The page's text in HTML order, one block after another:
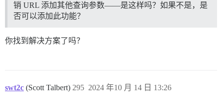
销 URL 添加其他查询参数——是这样吗？如果不是，是
否可以添加此功能？
你找到解决方案了吗？
swt2c (Scott Talbert) 2024 年10 月 14 日 13:26
295